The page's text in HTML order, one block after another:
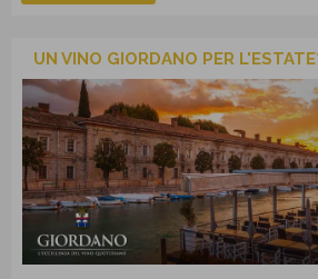
UN VINO GIORDANO PER